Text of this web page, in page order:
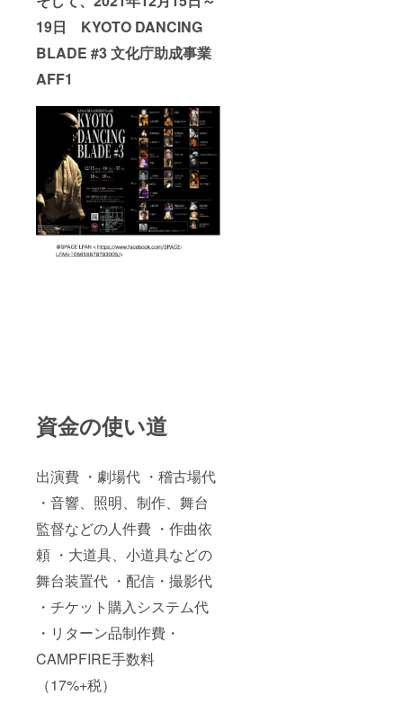
19日 KYOTO DANCING
BLADE #3 文化庁助成事業
AFF1
資金の使い道
出演費 ・劇場代 ・稽古場代
・音響、照明、制作、舞台
監督などの人件費 ・作曲依
頼 ・大道具、小道具などの
舞台装置代 ・配信・撮影代
・チケット購入システム代
・リターン品制作費・
CAMPFIRE手数料
（17%+税）